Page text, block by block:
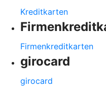
Kreditkarten
Firmenkreditkarten
girocard
girocard